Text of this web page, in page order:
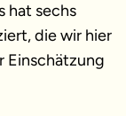
hat sechs
die wir hier
Einschätzung